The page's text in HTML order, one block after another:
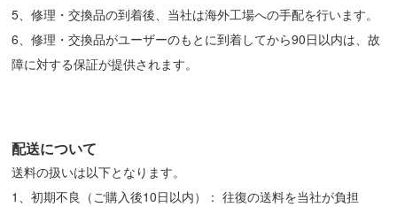
5、修理・交換品の到着後、当社は海外工場への手配を行います。
6、修理・交換品がユーザーのもとに到着してから90日以内は、故
障に対する保証が提供されます。
配送について
送料の扱いは以下となります。
1、初期不良（ご購入後10日以内）： 往復の送料を当社が負担